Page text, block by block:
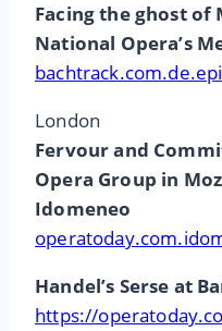
Facing the ghost of
National Opera’s
London
Fervour and
Opera Group in
Idomeneo
Handel’s Serse at
https://